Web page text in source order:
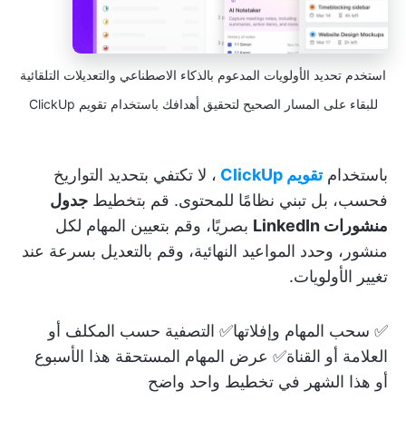
استخدم تحديد الأولويات المدعوم بالذكاء الاصطناعي والتعديلات التلقائية
للبقاء على المسار الصحيح لتحقيق أهدافك باستخدام تقويم ClickUp
باستخدامتقويم ClickUp
، لا تكتفي بتحديد التواريخ
فحسب، بل تبني نظامًا للمحتوى. قم بتخطيط جدول
منشورات LinkedIn
بصريًا، وقم بتعيين المهام لكل
منشور، وحدد المواعيد النهائية، وقم بالتعديل بسرعة عند
تغيير الأولويات.
✅ سحب المهام وإفلاتها✅ التصفية حسب المكلف أو
العلامة أو القناة✅ عرض المهام المستحقة هذا الأسبوع
أو هذا الشهر في تخطيط واحد واضح